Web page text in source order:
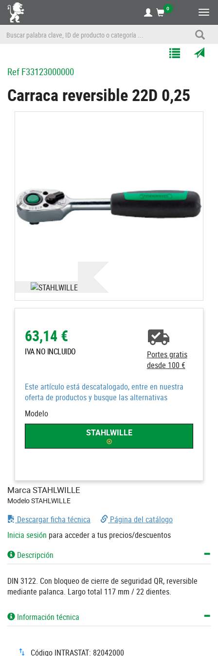
0
un
Listas
RefF33123000000
Carraca reversible 22D 0,25
63,14 €
IVA NO INCLUIDO
Portes gratis
desde 100 €
Este artículo está descatalogado, entre en nuestra
oferta de productos y busque las alternativas
Modelo
STAHLWILLE
Marca STAHLWILLE
Modelo STAHLWILLE
Descargar ficha técnica
Página del catálogo
Inicia sesión para acceder a tus precios/descuentos
Descripción
DIN 3122. Con bloqueo de cierre de seguridad QR, reversible
mediante palanca. Largo total 117 mm / 22 dientes.
Información técnica
Código INTRASTAT: 82042000